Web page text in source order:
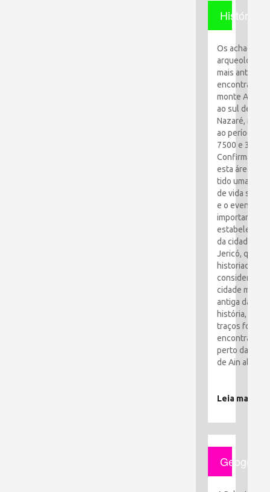
História
Os achados
arqueológicos
mais antigos
encontrados
monte Al-
ao sul de
Nazaré,
ao período
7500 e 3100
Confirma que
esta área tem
tido uma
de vida
e o evento
importante
da cidade de
Jericó, que os
historiadores
consideram a
cidade mais
antiga da
história, seus
traços foram
encontrados
perto da
de Ain al-
Leia mais
Geografia